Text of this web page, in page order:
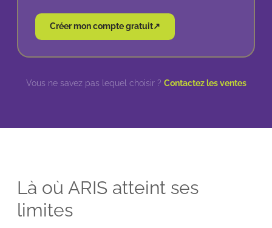
Créer mon compte gratuit↗
Vous ne savez pas lequel choisir ? Contactez les ventes
Là où ARIS atteint ses
limites